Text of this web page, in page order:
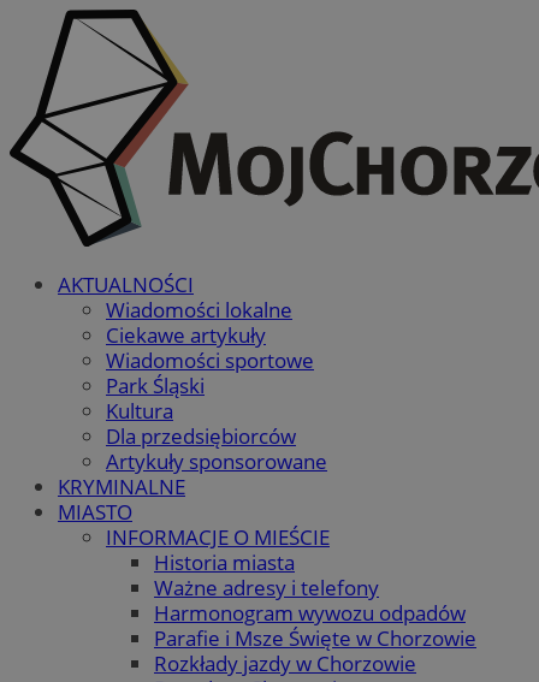
AKTUALNOŚCI
Wiadomości lokalne
Ciekawe artykuły
Wiadomości sportowe
Park Śląski
Kultura
Dla przedsiębiorców
Artykuły sponsorowane
KRYMINALNE
MIASTO
INFORMACJE O MIEŚCIE
Historia miasta
Ważne adresy i telefony
Harmonogram wywozu odpadów
Parafie i Msze Święte w Chorzowie
Rozkłady jazdy w Chorzowie